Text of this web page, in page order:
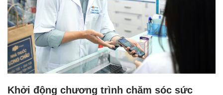
Khởi động chương trình chăm sóc sức